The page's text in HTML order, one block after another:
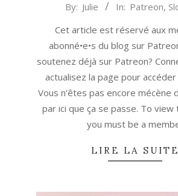
By: Julie In: Patreon,
Cet article est réservé aux
abonné•e•s du blog sur
soutenez déjà sur Patreon?
actualisez la page pour accéder
Vous n’êtes pas encore mécène
par ici que ça se passe. To view
you must be a
LIRE LA SUITE